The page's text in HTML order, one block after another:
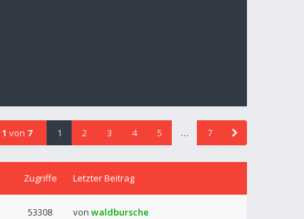
1 von 7 1 2 3 4 5 … 7
Zugriffe Letzter Beitrag
53308 von waldbursche